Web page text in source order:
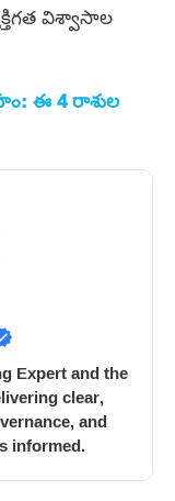
విశ్వాసాల
ఈ 4 రాశుల
Expert and the
clear,
and
informed.